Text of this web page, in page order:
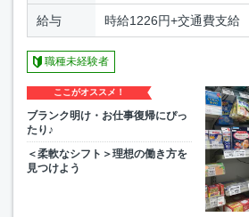
給与 時給1226円+交通費支給
職種未経験者
ここがオススメ！
ブランク明け・お仕事復帰にぴっ
たり♪
＜柔軟なシフト＞理想の働き方を
見つけよう